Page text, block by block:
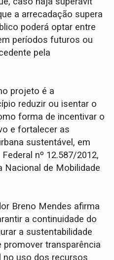
a arrecadação supera
poderá optar entre
períodos futuros ou
pela
projeto é a
reduzir ou isentar o
forma de incentivar o
e fortalecer as
sustentável, em
nº 12.587/2012,
Nacional de Mobilidade
Breno Mendes afirma
a continuidade do
a sustentabilidade
transparência
no uso dos recursos